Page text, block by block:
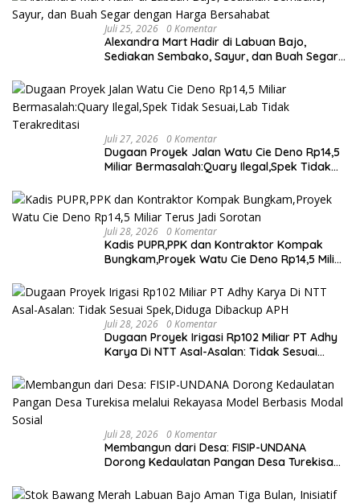
Juli 25, 2026 0 Komentar
Alexandra Mart Hadir di Labuan Bajo,
Sediakan Sembako, Sayur, dan Buah Segar
Juli 27, 2026 0 Komentar
Dugaan Proyek Jalan Watu Cie Deno Rp14,5
Miliar Bermasalah:Quary Ilegal,Spek Tidak
Juli 28, 2026 0 Komentar
Kadis PUPR,PPK dan Kontraktor Kompak
Bungkam,Proyek Watu Cie Deno Rp14,5 Miliar
Juli 28, 2026 0 Komentar
Dugaan Proyek Irigasi Rp102 Miliar PT Adhy
Karya Di NTT Asal-Asalan: Tidak Sesuai
Juli 28, 2026 0 Komentar
Membangun dari Desa: FISIP-UNDANA
Dorong Kedaulatan Pangan Desa Turekisa
Sosial